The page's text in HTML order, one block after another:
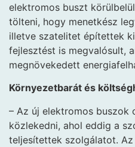
elektromos buszt
tölteni, hogy menetkész
illetve szatelitet építettek
fejlesztést is megvalósult,
megnövekedett
Környezetbarát és
– Az új elektromos buszok
közlekedni, ahol eddig a
teljesítettek szolgálatot.